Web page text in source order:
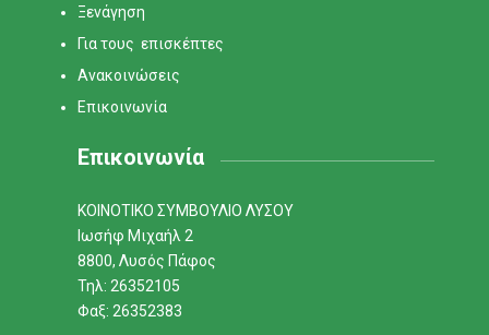
Ξενάγηση
Για τους επισκέπτες
Ανακοινώσεις
Επικοινωνία
Επικοινωνία
ΚΟΙΝΟΤΙΚΟ ΣΥΜΒΟΥΛΙΟ ΛΥΣΟΥ
Ιωσήφ Μιχαήλ 2
8800, Λυσός Πάφος
Τηλ: 26352105
Φαξ: 26352383